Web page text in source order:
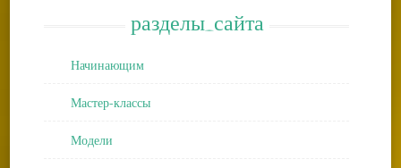
разделы_сайта
Начинающим
Мастер-классы
Модели